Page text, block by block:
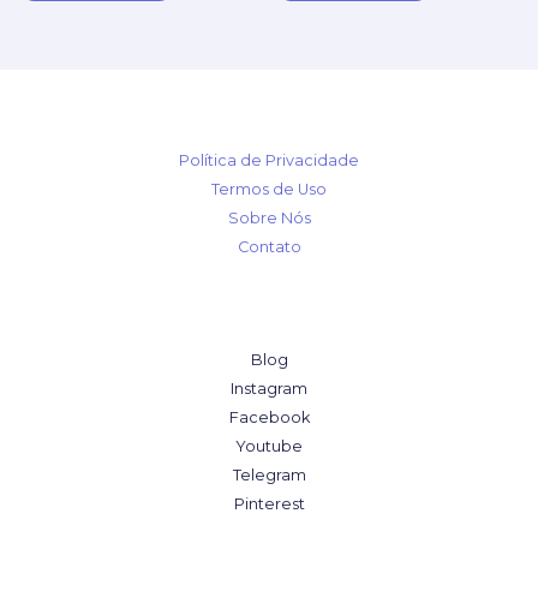
Política de Privacidade
Termos de Uso
Sobre Nós
Contato
Blog
Instagram
Facebook
Youtube
Telegram
Pinterest